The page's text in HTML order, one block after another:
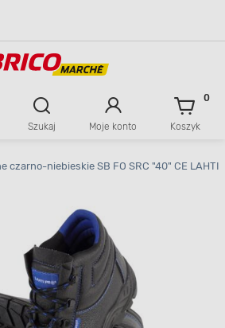
zawartości
Szukaj Moje konto Koszyk
0
czarno-niebieskie SB FO SRC "40" CE LAHTI